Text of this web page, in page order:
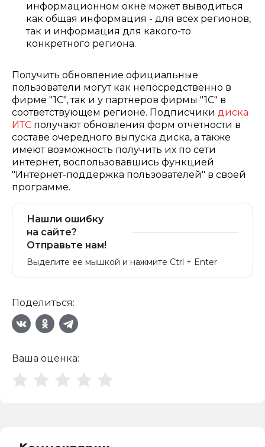
информационном окне может выводиться
как общая информация - для всех регионов,
так и информация для какого-то
конкретного региона.
Получить обновление официальные
пользователи могут как непосредственно в
фирме "1С", так и у партнеров фирмы "1С" в
соответствующем регионе. Подписчики диска
ИТС получают обновления форм отчетности в
составе очередного выпуска диска, а также
имеют возможность получить их по сети
интернет, воспользовавшись функцией
"Интернет-поддержка пользователей" в своей
программе.
Нашли ошибку
на сайте?
Отправьте нам!
Выделите ее мышкой и нажмите Ctrl + Enter
Поделиться:
Ваша оценка: